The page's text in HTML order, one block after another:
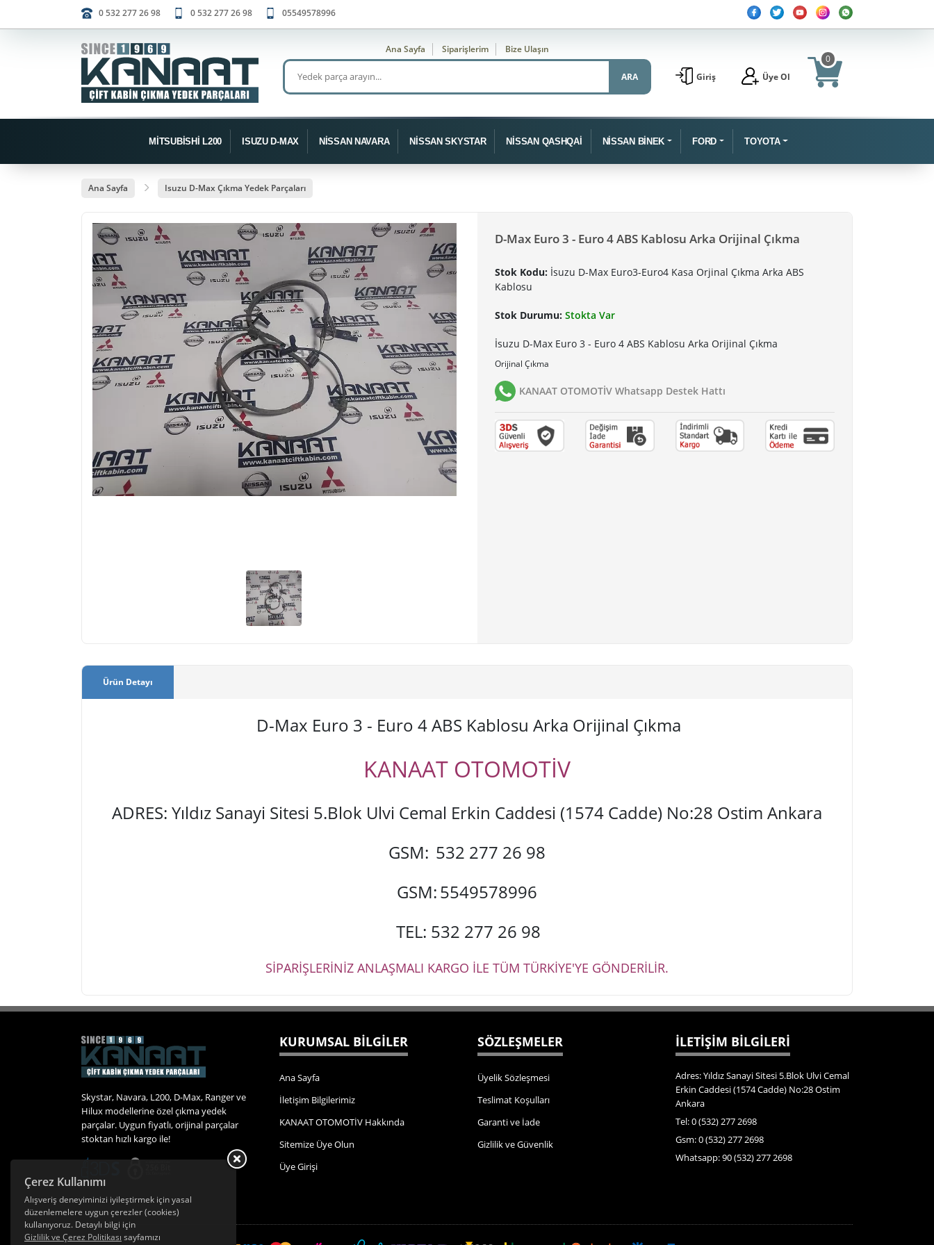
0 532 277 26 98 0 532 277 26 98 05549578996
Ana Sayfa Siparişlerim Bize Ulaşın
ARA Giriş Üye Ol
0
MİTSUBİSHİ L200 ISUZU D-MAX NİSSAN NAVARA NİSSAN SKYSTAR NİSSAN QASHQAİ NİSSAN BİNEK FORD TOYOTA
Ana Sayfa Isuzu D-Max Çıkma Yedek Parçaları
D-Max Euro 3 - Euro 4 ABS Kablosu Arka Orijinal Çıkma
Stok Kodu: İsuzu D-Max Euro3-Euro4 Kasa Orjinal Çıkma Arka ABS
Kablosu
Stok Durumu: Stokta Var
İsuzu D-Max Euro 3 - Euro 4 ABS Kablosu Arka Orijinal Çıkma
Orijinal Çıkma
KANAAT OTOMOTİV Whatsapp Destek Hattı
Ürün Detayı
D-Max Euro 3 - Euro 4 ABS Kablosu Arka Orijinal Çıkma
KANAAT OTOMOTİV
ADRES: Yıldız Sanayi Sitesi 5.Blok Ulvi Cemal Erkin Caddesi (1574 Cadde) No:28 Ostim Ankara
GSM: 532 277 26 98
GSM:5549578996
TEL: 532 277 26 98
SİPARİŞLERİNİZ ANLAŞMALI KARGO İLE TÜM TÜRKİYE'YE GÖNDERİLİR.
Skystar, Navara, L200, D-Max, Ranger ve
Hilux modellerine özel çıkma yedek
parçalar. Uygun fiyatlı, orijinal parçalar
stoktan hızlı kargo ile!
KURUMSAL BİLGİLER
Ana Sayfa
İletişim Bilgilerimiz
KANAAT OTOMOTİV Hakkında
Sitemize Üye Olun
Üye Girişi
SÖZLEŞMELER
Üyelik Sözleşmesi
Teslimat Koşulları
Garanti ve İade
Gizlilik ve Güvenlik
İLETİŞİM BİLGİLERİ
Adres: Yıldız Sanayi Sitesi 5.Blok Ulvi Cemal
Erkin Caddesi (1574 Cadde) No:28 Ostim
Ankara
Tel: 0 (532) 277 2698
Gsm: 0 (532) 277 2698
Whatsapp: 90 (532) 277 2698
Çerez Kullanımı
Alışveriş deneyiminizi iyileştirmek için yasal
düzenlemelere uygun çerezler (cookies)
kullanıyoruz. Detaylı bilgi için
Gizlilik ve Çerez Politikası sayfamızı